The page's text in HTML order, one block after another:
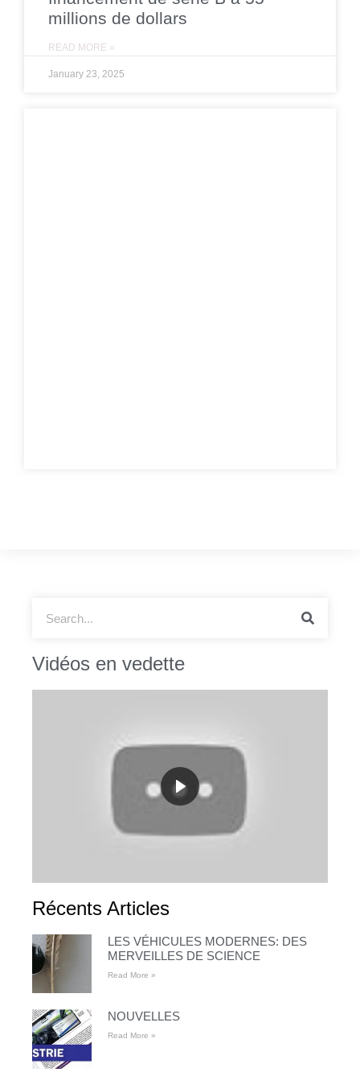
millions de dollars
READ MORE »
January 23, 2025
Vidéos en vedette
Récents Articles
LES VÉHICULES MODERNES: DES
MERVEILLES DE SCIENCE
Read More »
NOUVELLES
Read More »